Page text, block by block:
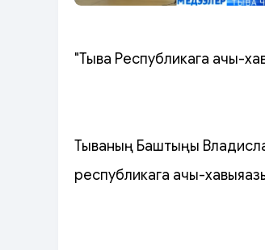
"Тыва Республикага ачы-
Тываның Баштыңы
республикага ачы-